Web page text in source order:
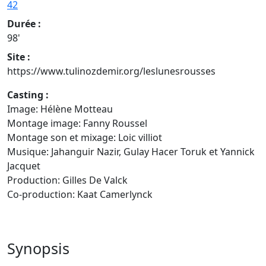
42
Durée :
98'
Site :
https://www.tulinozdemir.org/leslunesrousses
Casting :
Image: Hélène Motteau
Montage image: Fanny Roussel
Montage son et mixage: Loic villiot
Musique: Jahanguir Nazir, Gulay Hacer Toruk et Yannick
Jacquet
Production: Gilles De Valck
Co-production: Kaat Camerlynck
Synopsis